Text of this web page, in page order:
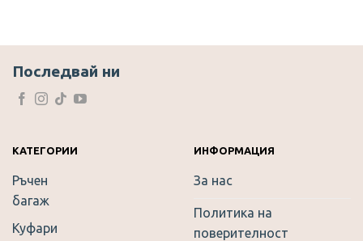
Последвай ни
КАТЕГОРИИ
Ръчен
багаж
Куфари
ИНФОРМАЦИЯ
За нас
Политика на
поверителност